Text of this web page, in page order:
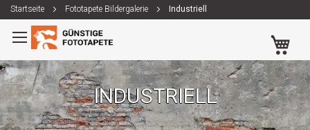
Startseite Fototapete Bildergalerie Industriell
Zum
Inhalt
springen
INDUSTRIELL